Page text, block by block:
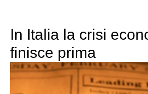
In Italia la crisi
finisce prima